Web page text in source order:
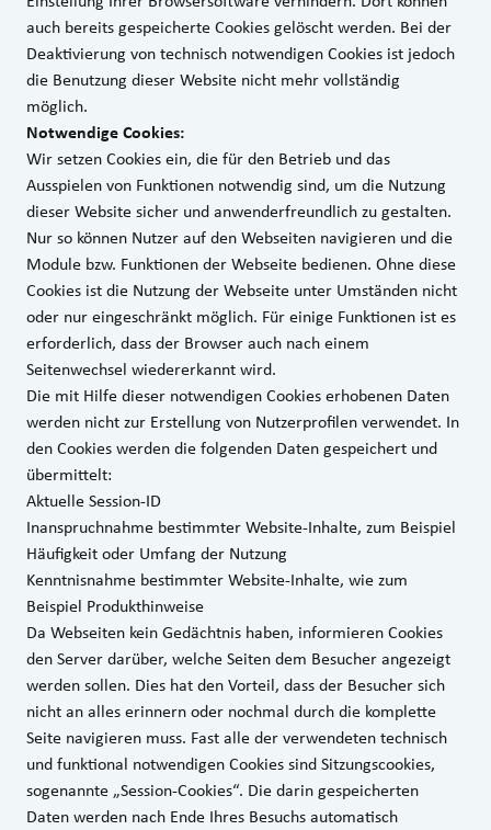
auch bereits gespeicherte Cookies gelöscht werden. Bei der
Deaktivierung von technisch notwendigen Cookies ist jedoch
die Benutzung dieser Website nicht mehr vollständig
möglich.
Notwendige Cookies:
Wir setzen Cookies ein, die für den Betrieb und das
Ausspielen von Funktionen notwendig sind, um die Nutzung
dieser Website sicher und anwenderfreundlich zu gestalten.
Nur so können Nutzer auf den Webseiten navigieren und die
Module bzw. Funktionen der Webseite bedienen. Ohne diese
Cookies ist die Nutzung der Webseite unter Umständen nicht
oder nur eingeschränkt möglich. Für einige Funktionen ist es
erforderlich, dass der Browser auch nach einem
Seitenwechsel wiedererkannt wird.
Die mit Hilfe dieser notwendigen Cookies erhobenen Daten
werden nicht zur Erstellung von Nutzerprofilen verwendet. In
den Cookies werden die folgenden Daten gespeichert und
übermittelt:
Aktuelle Session-ID
Inanspruchnahme bestimmter Website-Inhalte, zum Beispiel
Häufigkeit oder Umfang der Nutzung
Kenntnisnahme bestimmter Website-Inhalte, wie zum
Beispiel Produkthinweise
Da Webseiten kein Gedächtnis haben, informieren Cookies
den Server darüber, welche Seiten dem Besucher angezeigt
werden sollen. Dies hat den Vorteil, dass der Besucher sich
nicht an alles erinnern oder nochmal durch die komplette
Seite navigieren muss. Fast alle der verwendeten technisch
und funktional notwendigen Cookies sind Sitzungscookies,
sogenannte „Session-Cookies“. Die darin gespeicherten
Daten werden nach Ende Ihres Besuchs automatisch